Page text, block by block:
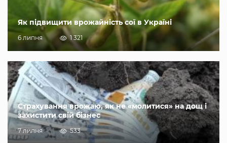
Як підвищити врожайність сої в Україні
6 липня 1 321
Страхування врожаю, як не «молитися» на дощ і
захистити свій бізнес
7 липня 533